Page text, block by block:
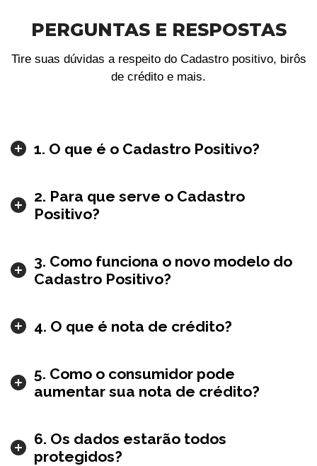
PERGUNTAS E RESPOSTAS
Tire suas dúvidas a respeito do Cadastro positivo, birôs
de crédito e mais.
1. O que é o Cadastro Positivo?
2. Para que serve o Cadastro
Positivo?
3. Como funciona o novo modelo do
Cadastro Positivo?
4. O que é nota de crédito?
5. Como o consumidor pode
aumentar sua nota de crédito?
6. Os dados estarão todos
protegidos?